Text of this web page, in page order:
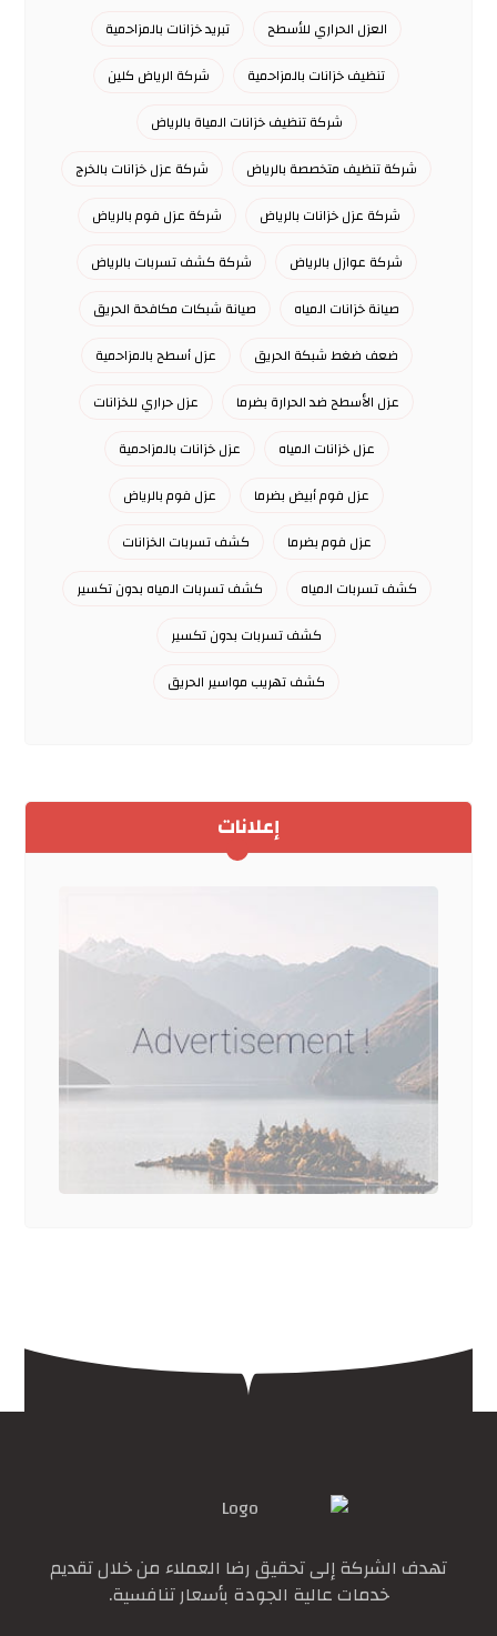
العزل الحراري للأسطح
تبريد خزانات بالمزاحمية
تنظيف خزانات بالمزاحمية
شركة الرياض كلين
شركة تنظيف خزانات المياة بالرياض
شركة تنظيف متخصصة بالرياض
شركة عزل خزانات بالخرج
شركة عزل خزانات بالرياض
شركة عزل فوم بالرياض
شركة عوازل بالرياض
شركة كشف تسربات بالرياض
صيانة خزانات المياه
صيانة شبكات مكافحة الحريق
ضعف ضغط شبكة الحريق
عزل أسطح بالمزاحمية
عزل الأسطح ضد الحرارة بضرما
عزل حراري للخزانات
عزل خزانات المياه
عزل خزانات بالمزاحمية
عزل فوم أبيض بضرما
عزل فوم بالرياض
عزل فوم بضرما
كشف تسربات الخزانات
كشف تسربات المياه
كشف تسربات المياه بدون تكسير
كشف تسربات بدون تكسير
كشف تهريب مواسير الحريق
إعلانات
تهدف الشركة إلى تحقيق رضا العملاء من خلال تقديم
خدمات عالية الجودة بأسعار تنافسية.